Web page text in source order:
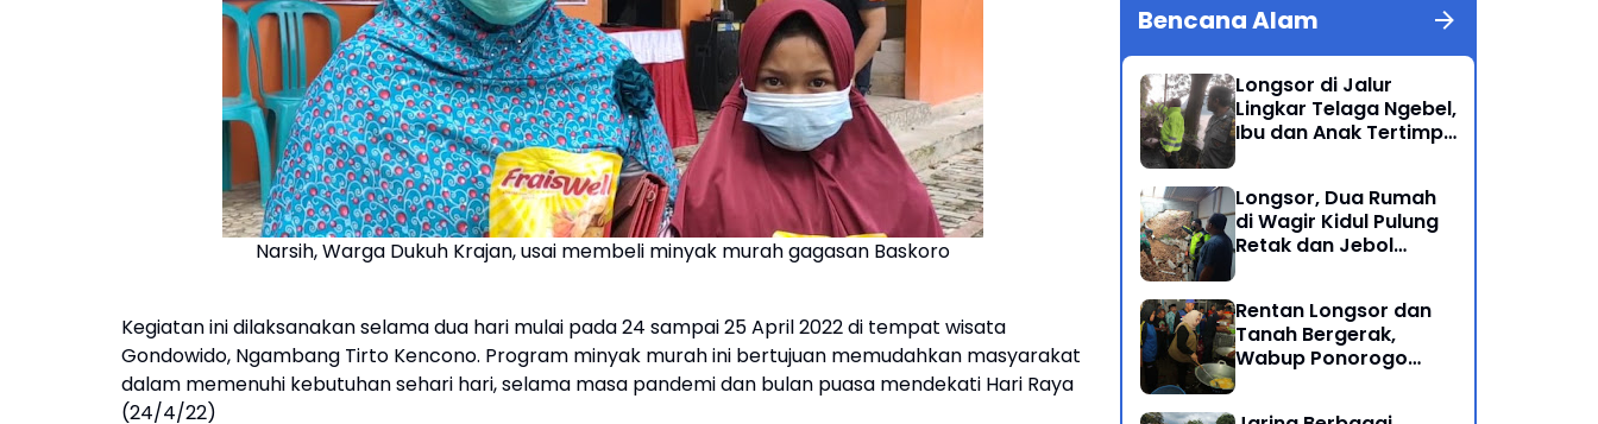
Narsih, Warga Dukuh Krajan, usai membeli minyak murah gagasan Baskoro
Kegiatan ini dilaksanakan selama dua hari mulai pada 24 sampai 25 April 2022 di tempat wisata
Gondowido, Ngambang Tirto Kencono. Program minyak murah ini bertujuan memudahkan masyarakat
dalam memenuhi kebutuhan sehari hari, selama masa pandemi dan bulan puasa mendekati Hari Raya
(24/4/22)
Bencana Alam
Longsor di Jalur
Lingkar Telaga Ngebel,
Ibu dan Anak Tertimpa
Longsor, Dua Rumah
di Wagir Kidul Pulung
Retak dan Jebol
Rentan Longsor dan
Tanah Bergerak,
Wabup Ponorogo